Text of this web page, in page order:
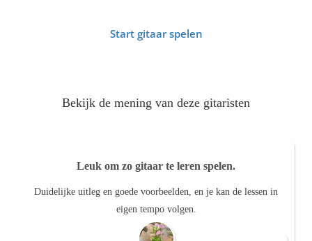
Start gitaar spelen
Bekijk de mening van deze gitaristen
Leuk om zo gitaar te leren spelen.
Duidelijke uitleg en goede voorbeelden, en je kan de lessen in
eigen tempo volgen.